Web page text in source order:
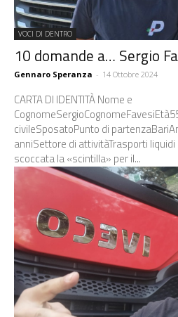
VOCI DI DENTRO
10 domande a… Sergio
Gennaro Speranza - 14 Ottobre 2024
CARTA DI IDENTITÀ Nome e
civileSposatoPunto di
anniSettore di attivitàTrasporti liquidi
scoccata la «scintilla» per il...